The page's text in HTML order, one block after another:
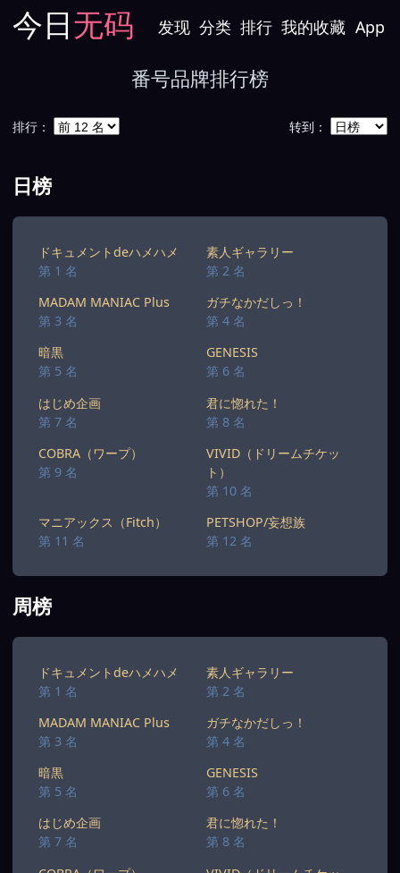
今日无码 发现 分类 排行 我的收藏 App
番号品牌排行榜
排行： 转到：
日榜
ドキュメントdeハメハメ
第 1 名
素人ギャラリー
第 2 名
MADAM MANIAC Plus
第 3 名
ガチなかだしっ！
第 4 名
暗黒
第 5 名
GENESIS
第 6 名
はじめ企画
第 7 名
君に惚れた！
第 8 名
COBRA（ワープ）
第 9 名
VIVID（ドリームチケッ
ト）
第 10 名
マニアックス（Fitch）
第 11 名
PETSHOP/妄想族
第 12 名
周榜
ドキュメントdeハメハメ
第 1 名
素人ギャラリー
第 2 名
MADAM MANIAC Plus
第 3 名
ガチなかだしっ！
第 4 名
暗黒
第 5 名
GENESIS
第 6 名
はじめ企画
第 7 名
君に惚れた！
第 8 名